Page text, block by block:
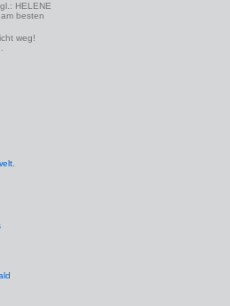
HELENE
besten
weg!